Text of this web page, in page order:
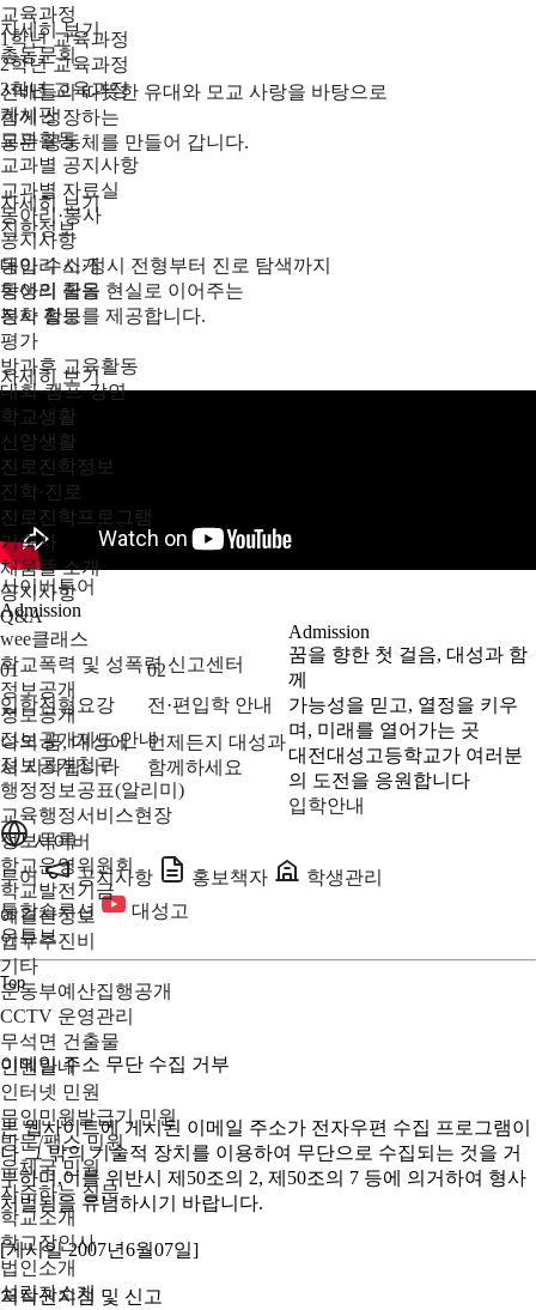
교육과정
1학년 교육과정
2학년 교육과정
3학년 교육과정
게시판
교과활동
교과별 공지사항
교과별 자료실
동아리·봉사
공지사항
동아리 소개
동아리 활동
봉사 활동
평가
방과후 교육활동
대회·캠프·강연
학교생활
신앙생활
진로진학정보
진학·진로
진로진학프로그램
기숙사
채움뜰 소개
공지사항
Q&A
wee클래스
학교폭력 및 성폭력 신고센터
정보공개
정보공개
정보공개제도 안내
정보공개청구
행정정보공표(알리미)
교육행정서비스현장
정보목록
학교운영위원회
학교발전기금
예결산정보
업무추진비
기타
운동부예산집행공개
CCTV 운영관리
무석면 건출물
민원안내
인터넷 민원
무인민원발급기 민원
방문/팩스 민원
우체국 민원
자주하는 질문
학교소개
학교장인사
법인소개
설립자소개
자세히 보기
총동문회
선배들의 따뜻한 유대와 모교 사랑을 바탕으로
함께 성장하는
동문 공동체를 만들어 갑니다.
자세히 보기
진학정보
대입 수시·정시 전형부터 진로 탐색까지
학생의 꿈을 현실로 이어주는
진학 정보를 제공합니다.
자세히 보기
사이버투어
Admission
01
입학전형요강
나의 꿈, 대성에
서 시작됩니다
02
전·편입학 안내
언제든지 대성과
함께하세요
Admission
꿈을 향한 첫 걸음, 대성과 함
께
가능성을 믿고, 열정을 키우
며, 미래를 열어가는 곳
대전대성고등학교가 여러분
의 도전을 응원합니다
입학안내
사이버
투어
공지사항 홍보책자
학생관리
통합솔루션
대성고
유튜브
Top
이메일 주소 무단 수집 거부
본 웹사이트에 게시된 이메일 주소가 전자우편 수집 프로그램이
나 그 밖의 기술적 장치를 이용하여 무단으로 수집되는 것을 거
부하며,이를 위반시 제50조의 2, 제50조의 7 등에 의거하여 형사
처벌됨을 유념하시기 바랍니다.
[게시일 2007년6월07일]
저작권지침 및 신고